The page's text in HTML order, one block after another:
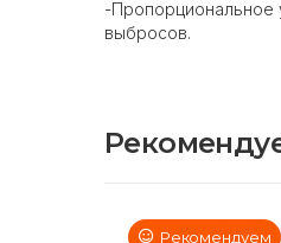
-Пропорциональное
выбросов.
Рекомендуем